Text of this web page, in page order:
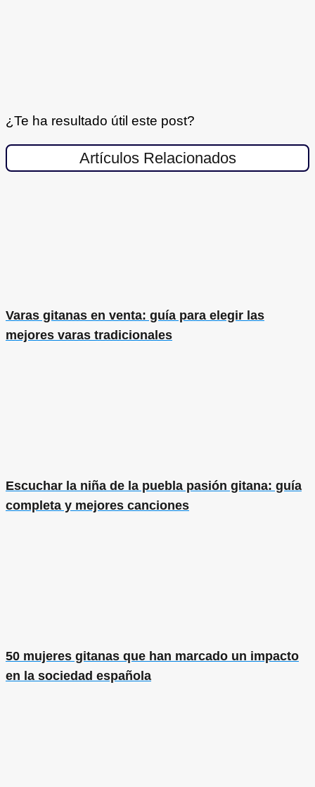
¿Te ha resultado útil este post?
Artículos Relacionados
Varas gitanas en venta: guía para elegir las
mejores varas tradicionales
Escuchar la niña de la puebla pasión gitana: guía
completa y mejores canciones
50 mujeres gitanas que han marcado un impacto
en la sociedad española